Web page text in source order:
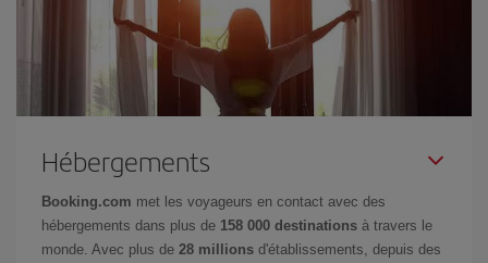
Hébergements
Booking.com met les voyageurs en contact avec des
hébergements dans plus de 158 000 destinations à travers le
monde. Avec plus de 28 millions d'établissements, depuis des